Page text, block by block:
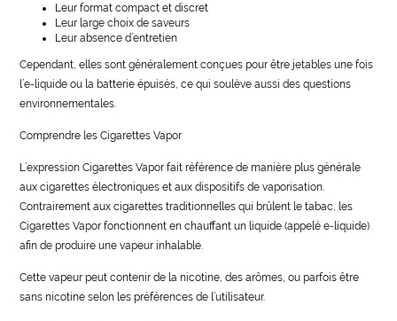
Leur format compact et discret
Leur large choix de saveurs
Leur absence d’entretien
Cependant, elles sont généralement conçues pour être jetables une fois
l’e-liquide ou la batterie épuisés, ce qui soulève aussi des questions
environnementales.
Comprendre les Cigarettes Vapor
L’expression Cigarettes Vapor fait référence de manière plus générale
aux cigarettes électroniques et aux dispositifs de vaporisation.
Contrairement aux cigarettes traditionnelles qui brûlent le tabac, les
Cigarettes Vapor fonctionnent en chauffant un liquide (appelé e-liquide)
afin de produire une vapeur inhalable.
Cette vapeur peut contenir de la nicotine, des arômes, ou parfois être
sans nicotine selon les préférences de l’utilisateur.